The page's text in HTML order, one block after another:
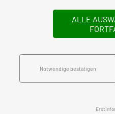
ALLE
Notwendige bestätigen
Bewertungen
Rechtliches
Impressum